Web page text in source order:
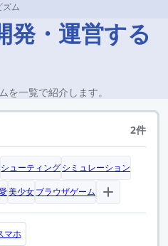
ズム
発・運営する
を一覧で紹介します。
2件
シューティングシミュレーション
美少女ブラウザゲーム
マホ